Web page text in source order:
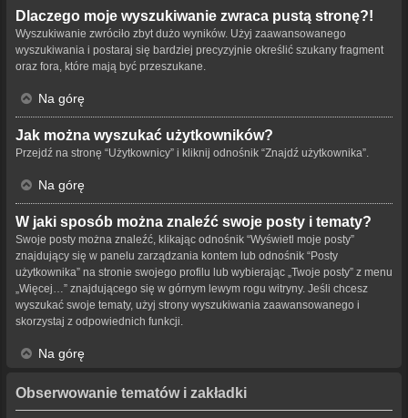
Dlaczego moje wyszukiwanie zwraca pustą stronę?!
Wyszukiwanie zwróciło zbyt dużo wyników. Użyj zaawansowanego
wyszukiwania i postaraj się bardziej precyzyjnie określić szukany fragment
oraz fora, które mają być przeszukane.
Na górę
Jak można wyszukać użytkowników?
Przejdź na stronę “Użytkownicy” i kliknij odnośnik “Znajdź użytkownika”.
Na górę
W jaki sposób można znaleźć swoje posty i tematy?
Swoje posty można znaleźć, klikając odnośnik “Wyświetl moje posty”
znajdujący się w panelu zarządzania kontem lub odnośnik “Posty
użytkownika” na stronie swojego profilu lub wybierając „Twoje posty” z menu
„Więcej…” znajdującego się w górnym lewym rogu witryny. Jeśli chcesz
wyszukać swoje tematy, użyj strony wyszukiwania zaawansowanego i
skorzystaj z odpowiednich funkcji.
Na górę
Obserwowanie tematów i zakładki